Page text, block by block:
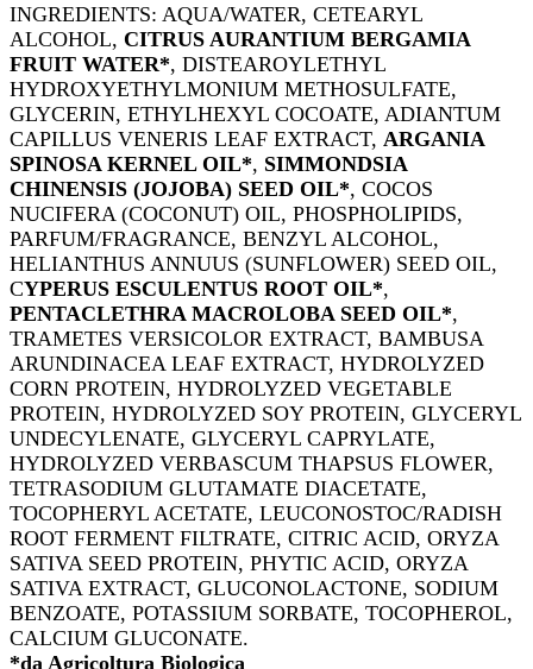
INGREDIENTS: AQUA/WATER, CETEARYL
ALCOHOL, CITRUS AURANTIUM BERGAMIA
FRUIT WATER*, DISTEAROYLETHYL
HYDROXYETHYLMONIUM METHOSULFATE,
GLYCERIN, ETHYLHEXYL COCOATE, ADIANTUM
CAPILLUS VENERIS LEAF EXTRACT, ARGANIA
SPINOSA KERNEL OIL*, SIMMONDSIA
CHINENSIS (JOJOBA) SEED OIL*, COCOS
NUCIFERA (COCONUT) OIL, PHOSPHOLIPIDS,
PARFUM/FRAGRANCE, BENZYL ALCOHOL,
HELIANTHUS ANNUUS (SUNFLOWER) SEED OIL,
CYPERUS ESCULENTUS ROOT OIL*,
PENTACLETHRA MACROLOBA SEED OIL*,
TRAMETES VERSICOLOR EXTRACT, BAMBUSA
ARUNDINACEA LEAF EXTRACT, HYDROLYZED
CORN PROTEIN, HYDROLYZED VEGETABLE
PROTEIN, HYDROLYZED SOY PROTEIN, GLYCERYL
UNDECYLENATE, GLYCERYL CAPRYLATE,
HYDROLYZED VERBASCUM THAPSUS FLOWER,
TETRASODIUM GLUTAMATE DIACETATE,
TOCOPHERYL ACETATE, LEUCONOSTOC/RADISH
ROOT FERMENT FILTRATE, CITRIC ACID, ORYZA
SATIVA SEED PROTEIN, PHYTIC ACID, ORYZA
SATIVA EXTRACT, GLUCONOLACTONE, SODIUM
BENZOATE, POTASSIUM SORBATE, TOCOPHEROL,
CALCIUM GLUCONATE.
*da Agricoltura Biologica